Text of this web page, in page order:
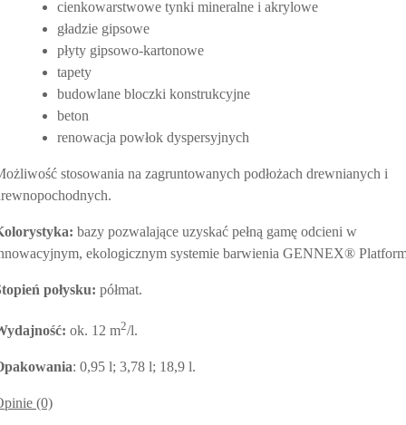
cienkowarstwowe tynki mineralne i akrylowe
gładzie gipsowe
płyty gipsowo-kartonowe
tapety
budowlane bloczki konstrukcyjne
beton
renowacja powłok dyspersyjnych
stosowania na zagruntowanych podłożach drewnianych i
bazy pozwalające uzyskać pełną gamę odcieni w
ekologicznym systemie barwienia GENNEX®
połysku: półmat.
ok. 12 m2/l.
: 0,95 l; 3,78 l; 18,9 l.
(0)